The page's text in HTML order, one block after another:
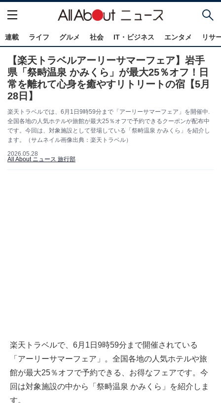
連載 ライフ グルメ 社会 IT・ビジネス エンタメ リサ
【楽天トラベルアーリーサマーフェア】岩手
県「祭畤温泉 かみくら」が最大25％オフ！日
常を離れて心身を癒やすリトリートの宿【5月
28日】
楽天トラベルでは、6月1日9時59分まで「アーリーサマーフェア」を開催中.
全国各地の人気ホテルや旅館が最大25％オフで予約できるクーポンが配布中
です。今回は、対象施設として登場している「祭畤温泉 かみくら」を紹介し
ます。（サムネイル画像出典：楽天トラベル）
2026.05.28
All About ニュース 旅行部
楽天トラベルで、6月1日9時59分まで開催されている
「アーリーサマーフェア」。全国各地の人気ホテルや旅
館が最大25％オフで予約できる、お得なフェアです。今
回は対象施設の中から「祭畤温泉 かみくら」を紹介しま
す。